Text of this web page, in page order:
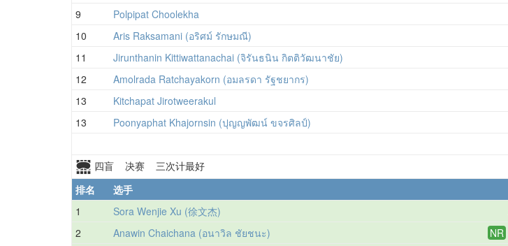
9 Polpipat Choolekha
10 Aris Raksamani (อริศม์ รักษมณี)
11 Jirunthanin Kittiwattanachai (จิรันธนิน กิตติวัฒนาชัย)
12 Amolrada Ratchayakorn (อมลรดา รัฐชยากร)
13 Kitchapat Jirotweerakul
13 Poonyaphat Khajornsin (ปุญญพัฒน์ ขจรศิลป์)
四盲 决赛 三次计最好
排名
选手
1
Sora Wenjie Xu (徐文杰)
2 Anawin Chaichana (อนาวิล ชัยชนะ) NR